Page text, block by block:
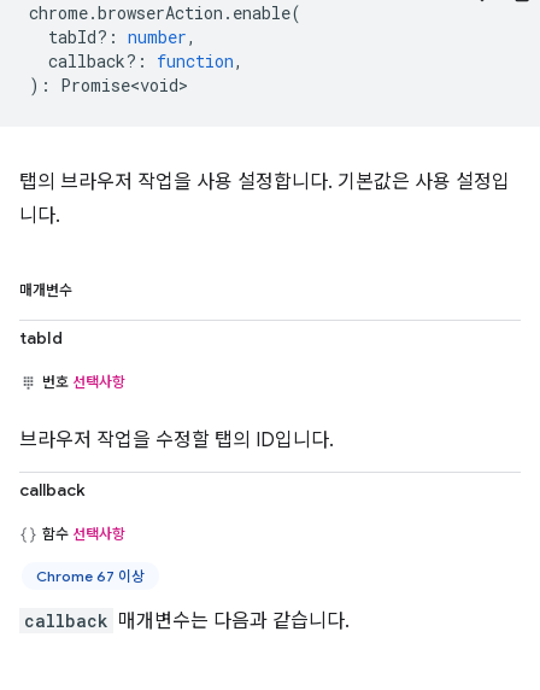
chrome.browserAction . enable(
tabId? : number,
callback? : function,
) : Promise<void>
탭의 브라우저 작업을 사용 설정합니다. 기본값은 사용 설정입
니다.
매개변수
tabId
번호 선택사항
브라우저 작업을 수정할 탭의 ID입니다.
callback
함수 선택사항
Chrome 67 이상
callback 매개변수는 다음과 같습니다.